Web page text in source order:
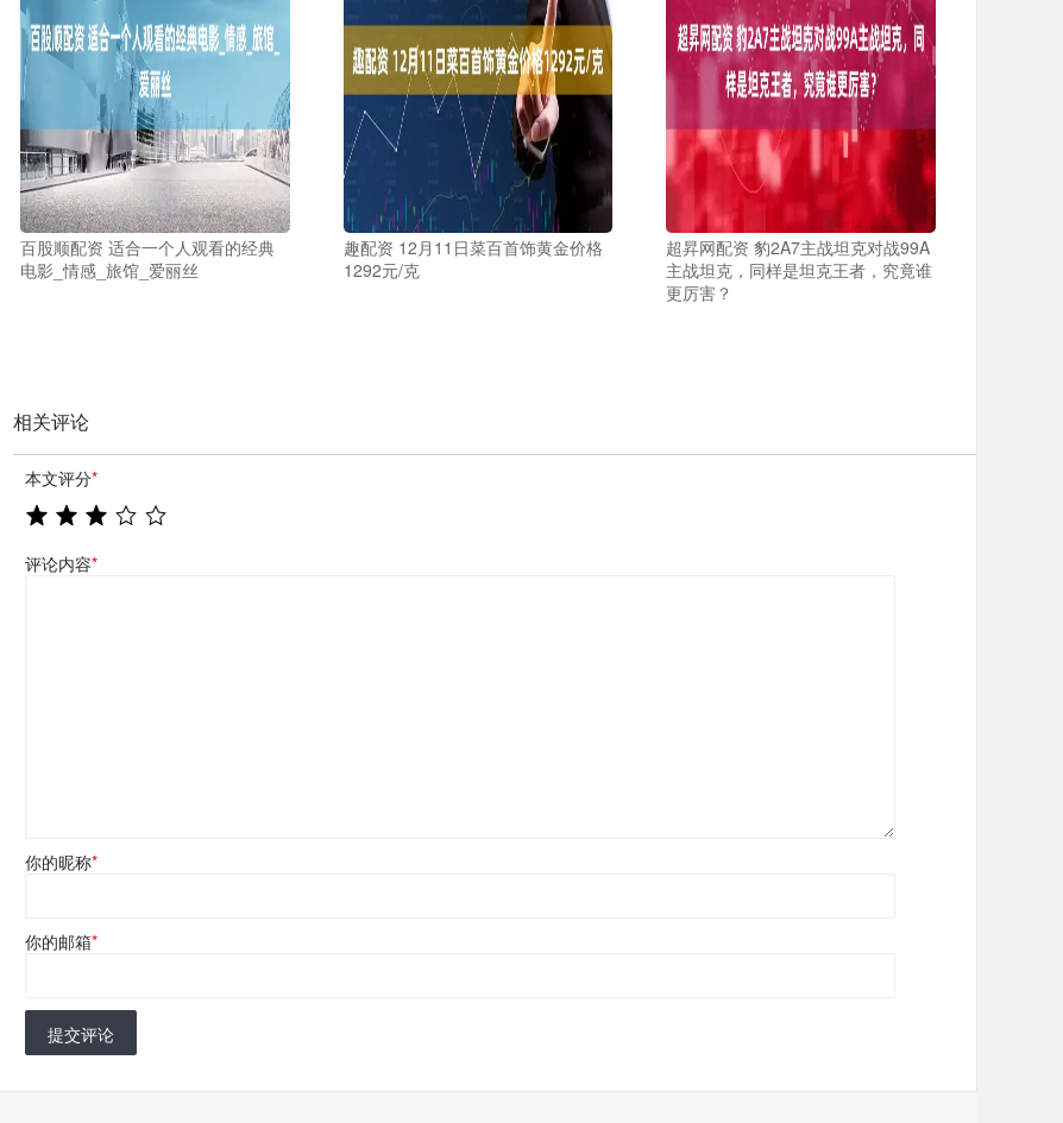
百股顺配资 适合一个人观看的经典
电影_情感_旅馆_爱丽丝
趣配资 12月11日菜百首饰黄金价格
1292元/克
超昇网配资 豹2A7主战坦克对战99A
主战坦克，同样是坦克王者，究竟谁
更厉害？
相关评论
本文评分*
评论内容*
你的昵称*
你的邮箱*
提交评论